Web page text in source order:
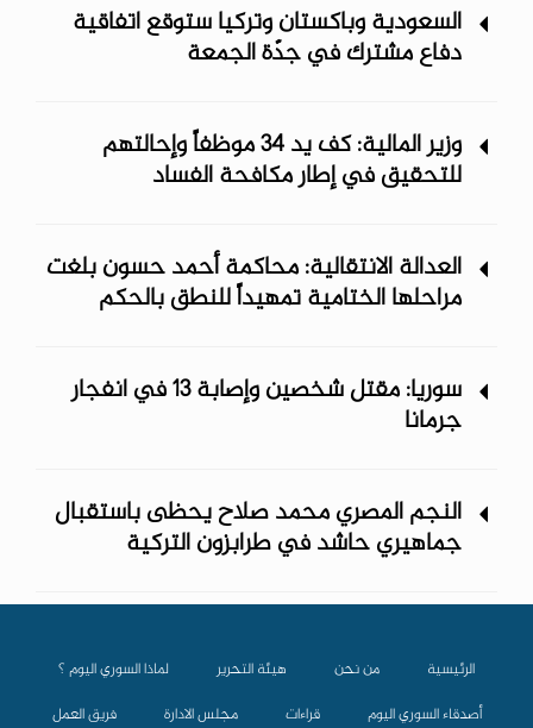
السعودية وباكستان وتركيا ستوقع اتفاقية
دفاع مشترك في جدّة الجمعة
وزير المالية: كف يد 34 موظفاً وإحالتهم
للتحقيق في إطار مكافحة الفساد
العدالة الانتقالية: محاكمة أحمد حسون بلغت
مراحلها الختامية تمهيداً للنطق بالحكم
سوريا: مقتل شخصين وإصابة 13 في انفجار
جرمانا
النجم المصري محمد صلاح يحظى باستقبال
جماهيري حاشد في طرابزون التركية
الرئيسية من نحن هيئة التحرير
لماذا السوري اليوم ؟
أصدقاء السوري اليوم
قراءات مجلس الادارة فريق العمل